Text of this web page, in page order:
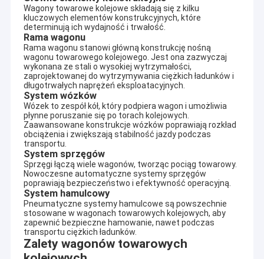
Wagony towarowe kolejowe składają się z kilku
kluczowych elementów konstrukcyjnych, które
determinują ich wydajność i trwałość.
Rama wagonu
Rama wagonu stanowi główną konstrukcję nośną
wagonu towarowego kolejowego. Jest ona zazwyczaj
wykonana ze stali o wysokiej wytrzymałości,
zaprojektowanej do wytrzymywania ciężkich ładunków i
długotrwałych naprężeń eksploatacyjnych.
System wózków
Wózek to zespół kół, który podpiera wagon i umożliwia
płynne poruszanie się po torach kolejowych.
Zaawansowane konstrukcje wózków poprawiają rozkład
obciążenia i zwiększają stabilność jazdy podczas
transportu.
System sprzęgów
Sprzęgi łączą wiele wagonów, tworząc pociąg towarowy.
Nowoczesne automatyczne systemy sprzęgów
poprawiają bezpieczeństwo i efektywność operacyjną.
System hamulcowy
Pneumatyczne systemy hamulcowe są powszechnie
stosowane w wagonach towarowych kolejowych, aby
zapewnić bezpieczne hamowanie, nawet podczas
transportu ciężkich ładunków.
Zalety wagonów towarowych